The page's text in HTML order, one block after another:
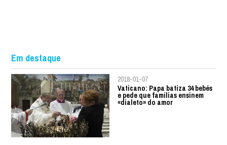
Em destaque
2018-01-07
Vaticano: Papa batiza 34 bebés
e pede que famílias ensinem
«dialeto» do amor